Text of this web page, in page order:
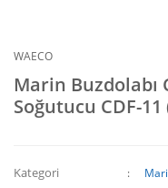
WAECO
Marin Buzdolabı
Soğutucu CDF-
Kategori